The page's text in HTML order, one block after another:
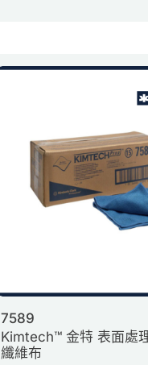
7589
Kimtech™ 金特 表面處
纖維布